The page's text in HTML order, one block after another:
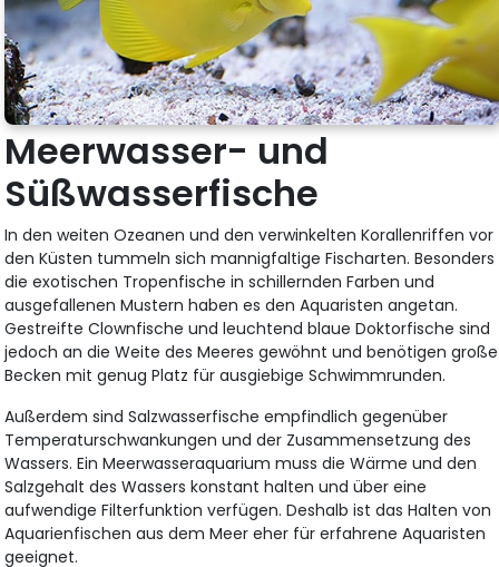
Meerwasser- und
Süßwasserfische
In den weiten Ozeanen und den verwinkelten Korallenriffen vor
den Küsten tummeln sich mannigfaltige Fischarten. Besonders
die exotischen Tropenfische in schillernden Farben und
ausgefallenen Mustern haben es den Aquaristen angetan.
Gestreifte Clownfische und leuchtend blaue Doktorfische sind
jedoch an die Weite des Meeres gewöhnt und benötigen große
Becken mit genug Platz für ausgiebige Schwimmrunden.
Außerdem sind Salzwasserfische empfindlich gegenüber
Temperaturschwankungen und der Zusammensetzung des
Wassers. Ein Meerwasseraquarium muss die Wärme und den
Salzgehalt des Wassers konstant halten und über eine
aufwendige Filterfunktion verfügen. Deshalb ist das Halten von
Aquarienfischen aus dem Meer eher für erfahrene Aquaristen
geeignet.